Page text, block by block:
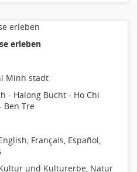
erleben
Minh stadt
- Halong Bucht - Ho Chi
Ben Tre
Français, Español,
und Kulturerbe, Natur